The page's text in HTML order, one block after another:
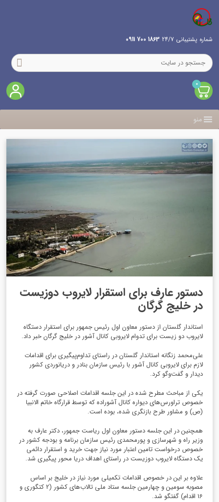
شماره پشتیبانی 24/7 1863 700 0911
0
منو
دستور عارف برای استقرار لایروب دوزیست
در خلیج گرگان
استاندار گلستان از دستور معاون اول رئیس جمهور برای استقرار دستگاه
لایروب دو زیست برای تدوام لایروبی کانال آشور در خلیج گرگان خبر داد.
علی‌محمد زنگانه استاندار گلستان در راستای تداوم‌پیگیری برای اقدامات
لازم برای لایروبی کانال آشور با رئیس سازمان بنادر و دریانوردی کشور
دیدار و گفت‌وگو‌ کرد.
یکی از مباحث مطرح شده در این جلسه اقدامات اصلاحی صورت گرفته در
خصوص تراورس‌های دیواره کانال آشوراده که توسط قرارگاه خاتم الانبیا
(ص) و مشاور طرح بازنگری شده، بوده است.
همچنین در این جلسه دستور معاون اول ریاست جمهور، دکتر عارف به
وزیر راه و شهرسازی و پورمحمدی رئیس سازمان برنامه و بودجه کشور در
خصوص درخواست تامین اعتبار مورد نیاز جهت خرید و استقرار دائمی
یک دستگاه لایروب دوزیست در راستای اهداف دریا محور پیگیری شد.
علاوه بر این در خصوص اقدامات تکمیلی مورد نیاز در خلیج بر اساس
مصوبه سومین و چهارمین جلسه ستاد ملی تالاب‌های کشور (2 کتگوری و
16 اقدام) گفتگو شد.